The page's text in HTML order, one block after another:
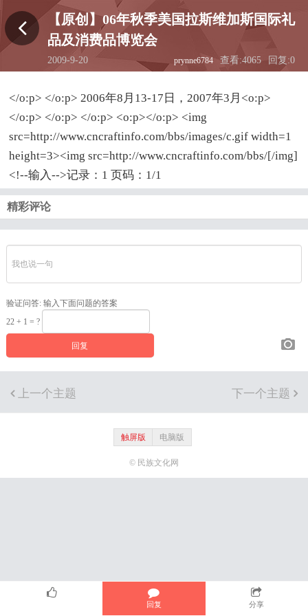
【原创】06年秋季美国拉斯维加斯国际礼
品及消费品博览会
2009-9-20
01:57:31
回复:0
查看:4065
prynne6784
</o:p> </o:p> 2006年8月13-17日，2007年3月<o:p>
</o:p> </o:p> </o:p> <o:p></o:p> <img
src=http://www.cncraftinfo.com/bbs/images/c.gif width=1
height=3><img src=http://www.cncraftinfo.com/bbs/[/img]
<!--输入-->记录：1 页码：1/1
回复 分享
精彩评论
验证问答: 输入下面问题的答案
22 + 1 = ?
上一个主题 下一个主题
触屏版 电脑版
© 民族文化网